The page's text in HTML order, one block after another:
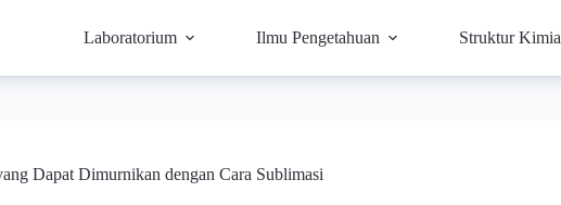
Laboratorium Ilmu Pengetahuan Struktur Kimia
Dapat Dimurnikan dengan Cara Sublimasi